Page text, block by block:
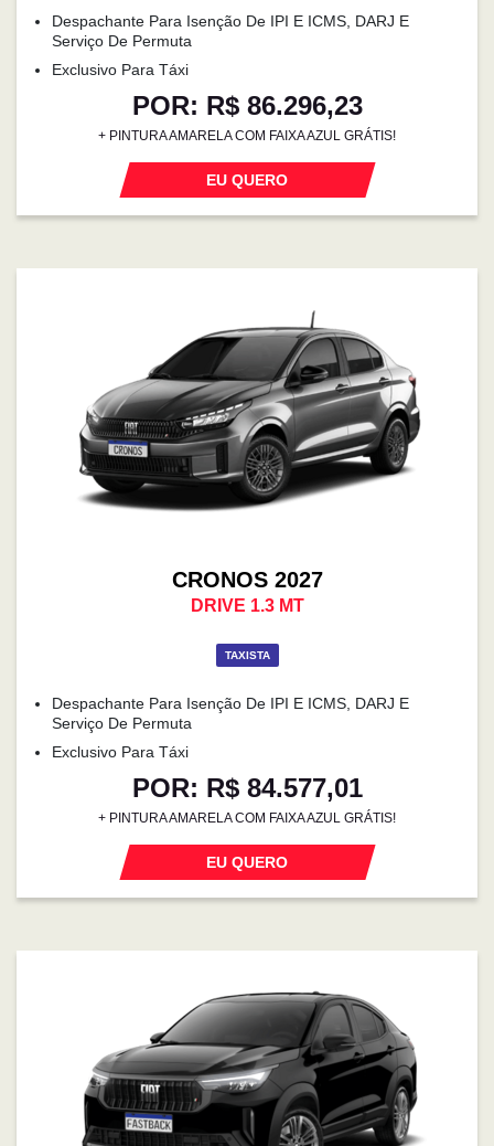
Despachante Para Isenção De IPI E ICMS, DARJ E
Serviço De Permuta
Exclusivo Para Táxi
POR: R$ 86.296,23
+ PINTURA AMARELA COM FAIXA AZUL GRÁTIS!
EU QUERO
CRONOS 2027
DRIVE 1.3 MT
TAXISTA
Despachante Para Isenção De IPI E ICMS, DARJ E
Serviço De Permuta
Exclusivo Para Táxi
POR: R$ 84.577,01
+ PINTURA AMARELA COM FAIXA AZUL GRÁTIS!
EU QUERO